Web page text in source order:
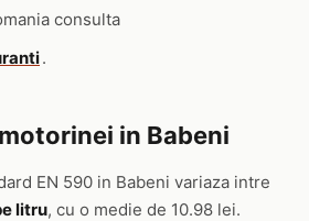
consulta
.
in Babeni
EN 590 in Babeni variaza intre
litru, cu o medie de 10.98 lei.